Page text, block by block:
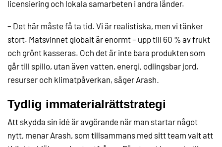
licensiering och lokala samarbeten i andra länder.
– Det här måste få ta tid. Vi är realistiska, men vi tänker
stort. Matsvinnet globalt är enormt – upp till 60 % av frukt
och grönt kasseras. Och det är inte bara produkten som
går till spillo, utan även vatten, energi, odlingsbar jord,
resurser och klimatpåverkan, säger Arash
Tydlig immaterialrättstrategi
Att skydda sin idé är avgörande när man startar något
nytt, menar Arash, som tillsammans med sitt team valt att